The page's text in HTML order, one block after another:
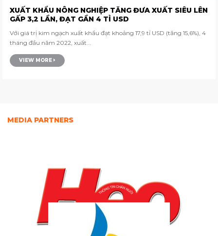
XUẤT KHẨU NÔNG NGHIỆP TĂNG ĐƯA XUẤT SIÊU LÊN
GẤP 3,2 LẦN, ĐẠT GẦN 4 TỈ USD
Với giá trị kim ngạch xuất khẩu đạt khoảng 17,9 tỉ USD (tăng 15,6%), 4
tháng đầu năm 2022, xuất...
VIEW MORE
MEDIA PARTNERS